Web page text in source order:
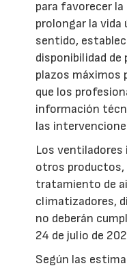
para favorecer
prolongar la vida
sentido,
disponibilidad de
plazos máximos
que los
información
las
Los
otros productos,
tratamiento de
climatizadores,
no deberán
24 de julio de
Según las